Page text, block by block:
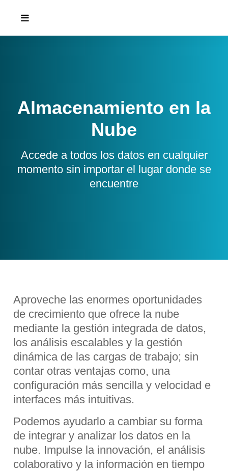
Almacenamiento en la
Nube
Accede a todos los datos en cualquier
momento sin importar el lugar donde se
encuentre
Aproveche las enormes oportunidades
de crecimiento que ofrece la nube
mediante la gestión integrada de datos,
los análisis escalables y la gestión
dinámica de las cargas de trabajo; sin
contar otras ventajas como, una
configuración más sencilla y velocidad e
interfaces más intuitivas.
Podemos ayudarlo a cambiar su forma
de integrar y analizar los datos en la
nube. Impulse la innovación, el análisis
colaborativo y la información en tiempo